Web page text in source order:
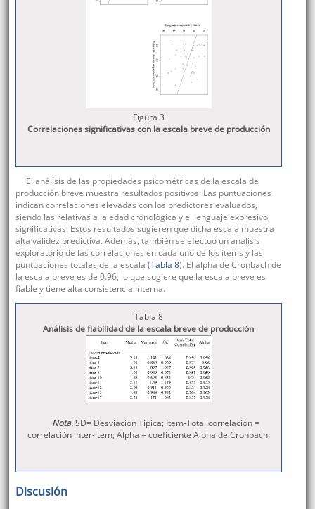
Figura 3
Correlaciones significativas con la escala breve de producción
El análisis de las propiedades psicométricas de la escala de
producción breve muestra resultados positivos. Las puntuaciones
indican correlaciones elevadas con los predictores evaluados,
siendo las relativas a la edad cronológica y el lenguaje expresivo,
significativas. Estos resultados sugieren que dicha escala muestra
alta validez predictiva. Además, también se efectuó un análisis
exploratorio de las correlaciones en cada uno de los ítems y las
puntuaciones totales de la escala (Tabla 8). El alpha de Cronbach de
la escala breve es de 0.96, lo que sugiere que la escala breve es
fiable y tiene alta consistencia interna.
Tabla 8
Análisis de fiabilidad de la escala breve de producción
Nota.SD= Desviación Típica; Item-Total correlación =
correlación inter-ítem; Alpha = coeficiente Alpha de Cronbach.
Discusión